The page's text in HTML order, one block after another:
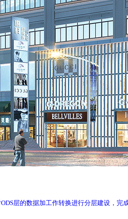
层的数据加工作转换进行分层建设，完